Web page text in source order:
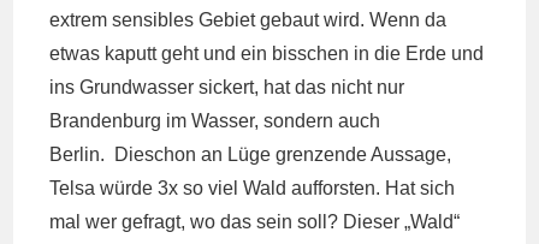
extrem sensibles Gebiet gebaut wird. Wenn da
etwas kaputt geht und ein bisschen in die Erde und
ins Grundwasser sickert, hat das nicht nur
Brandenburg im Wasser, sondern auch
Berlin. Dieschon an Lüge grenzende Aussage,
Telsa würde 3x so viel Wald aufforsten. Hat sich
mal wer gefragt, wo das sein soll? Dieser „Wald“